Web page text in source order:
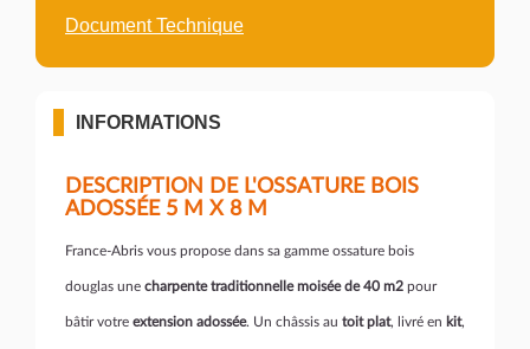
Document Technique
INFORMATIONS
DESCRIPTION DE L'OSSATURE BOIS
ADOSSÉE 5 M X 8 M
France-Abris vous propose dans sa gamme ossature bois
douglas une charpente traditionnelle moisée de 40 m2 pour
bâtir votre extension adossée. Un châssis au toit plat, livré en kit,